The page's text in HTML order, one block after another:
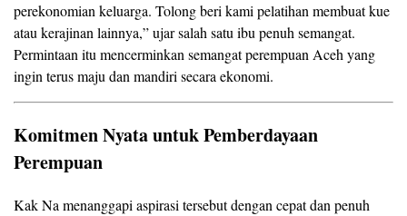
perekonomian keluarga. Tolong beri kami pelatihan membuat kue
atau kerajinan lainnya,” ujar salah satu ibu penuh semangat.
Permintaan itu mencerminkan semangat perempuan Aceh yang
ingin terus maju dan mandiri secara ekonomi.
Komitmen Nyata untuk Pemberdayaan
Perempuan
Kak Na menanggapi aspirasi tersebut dengan cepat dan penuh